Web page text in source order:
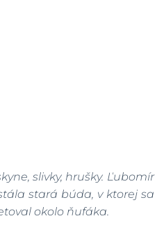
slivky, hrušky. Ľubomír
stará búda, v ktorej sa
okolo ňufáka.